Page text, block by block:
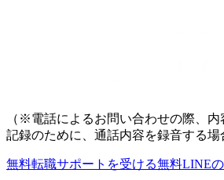
（※電話によるお問い合わせの際、
記録のために、通話内容を録音する場
無料転職サポートを受ける無料LINE